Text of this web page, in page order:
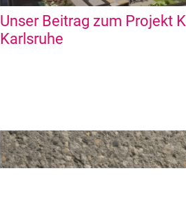
Unser Beitrag zum Projekt
Karlsruhe